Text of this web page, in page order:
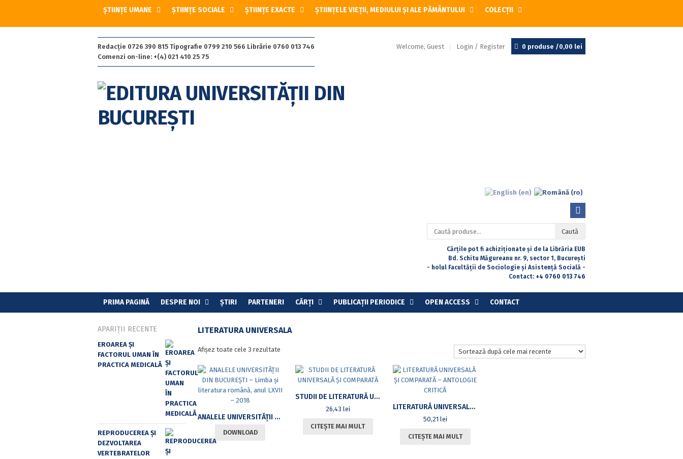
ȘTIINȚE UMANE ȘTIINȚE SOCIALE ȘTIINȚE EXACTE ȘTIINȚELE VIEȚII, MEDIULUI ȘI ALE PĂMÂNTULUI COLECȚII
Redacție 0726 390 815 Tipografie 0799 210 566 Librărie 0760 013 746
Comenzi on-line: +(4) 021 410 25 75
Welcome, Guest Login / Register 0 produse /0,00 lei
Caută
după:
Caută
Cărțile pot fi achiziționate și de la Librăria EUB
Bd. Schitu Măgureanu nr. 9, sector 1, București
- holul Facultății de Sociologie și Asistență Socială -
Contact: +4 0760 013 746
PRIMA PAGINĂ DESPRE NOI ȘTIRI PARTENERI CĂRȚI PUBLICAȚII PERIODICE OPEN ACCESS CONTACT
LITERATURA UNIVERSALA
Afișez toate cele 3 rezultateSortat
recente
ANALELE UNIVERSITĂŢII DIN BUCUREŞTI – LIMBA ŞI LITERATURA ROMÂNĂ, ANUL LXVII – 2018
DOWNLOAD
STUDII DE LITERATURĂ UNIVERSALĂ ŞI COMPARATĂ
26,43 lei
CITEȘTE MAI MULT
LITERATURĂ UNIVERSALĂ ȘI COMPARATĂ – ANTOLOGIE CRITICĂ
50,21 lei
CITEȘTE MAI MULT
APARIȚII RECENTE
EROAREA ȘI
FACTORUL UMAN ÎN
PRACTICA MEDICALĂ
REPRODUCEREA ȘI
DEZVOLTAREA
VERTEBRATELOR